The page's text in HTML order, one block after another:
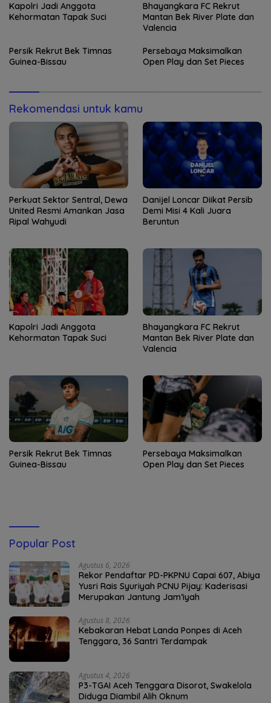
Kapolri Jadi Anggota
Kehormatan Tapak Suci
Bhayangkara FC Rekrut
Mantan Bek River Plate dan
Valencia
Persik Rekrut Bek Timnas
Guinea-Bissau
Persebaya Maksimalkan
Open Play dan Set Pieces
Rekomendasi untuk kamu
Perkuat Sektor Sentral, Dewa
United Resmi Amankan Jasa
Ripal Wahyudi
Danijel Loncar Diikat Persib
Demi Misi 4 Kali Juara
Beruntun
Kapolri Jadi Anggota
Kehormatan Tapak Suci
Bhayangkara FC Rekrut
Mantan Bek River Plate dan
Valencia
Persik Rekrut Bek Timnas
Guinea-Bissau
Persebaya Maksimalkan
Open Play dan Set Pieces
Popular Post
Agustus 6, 2026
Rekor Pendaftar PD-PKPNU Capai 607, Abiya
Yusri Rais Syuriyah PCNU Pijay: Kaderisasi
Merupakan Jantung Jam’iyah
Agustus 8, 2026
Kebakaran Hebat Landa Ponpes di Aceh
Tenggara, 36 Santri Terdampak
Agustus 4, 2026
P3-TGAI Aceh Tenggara Disorot, Swakelola
Diduga Diambil Alih Oknum